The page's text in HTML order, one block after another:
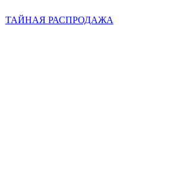
ТАЙНАЯ РАСПРОДАЖА